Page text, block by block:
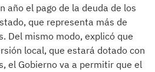
año el pago de la deuda de los
que representa más de
Del mismo modo, explicó que
local, que estará dotado con
el Gobierno va a permitir que el